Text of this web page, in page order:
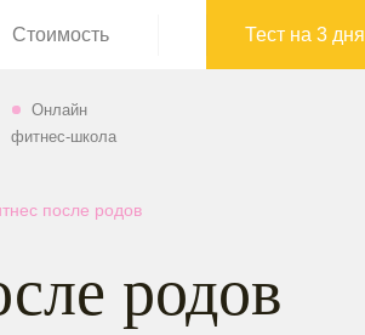
Стоимость Тест на 3 дня
Онлайн
фитнес-школа
после родов
родов